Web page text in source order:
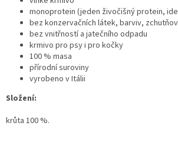
monoprotein (jeden živočišný protein,
bez konzervačních látek, barviv,
bez vnitřností a jatečního odpadu
krmivo pro psy i pro kočky
100 % masa
přírodní suroviny
vyrobeno v Itálii
Složení:
krůta 100 %.